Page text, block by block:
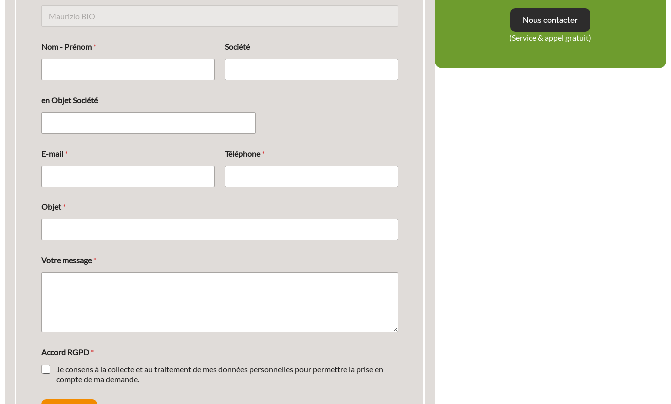
m
u
p
i
t
Nom - Prénom * Société
en Objet Société
E-mail * Téléphone*
Objet *
Votre message*
Accord RGPD *
Je consens à la collecte et au traitement de mes données personnelles pour permettre la prise en
compte de ma demande.
Nous contacter
(Service & appel gratuit)